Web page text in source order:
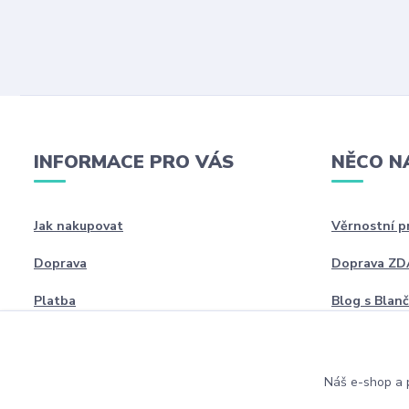
INFORMACE PRO VÁS
Jak nakupovat
Doprava
Platba
NĚCO
Věrnostní
Doprava
Blog s
Náš e-shop a